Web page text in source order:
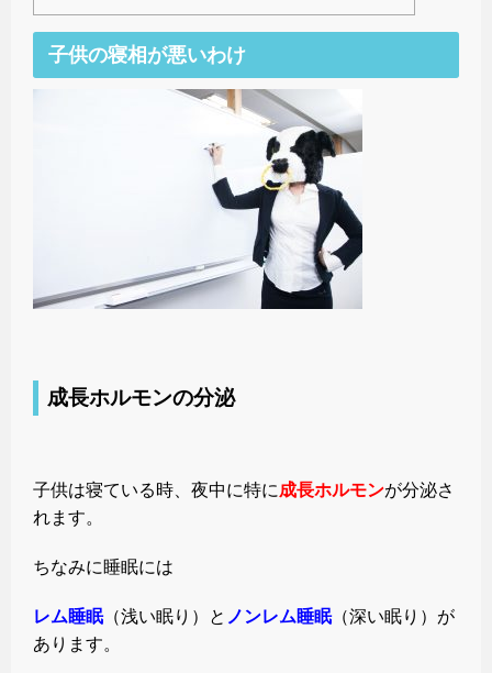
子供の寝相が悪いわけ
成長ホルモンの分泌
子供は寝ている時、夜中に特に成長ホルモンが分泌さ
れます。
ちなみに睡眠には
レム睡眠（浅い眠り）と ノンレム睡眠（深い眠り）が
あります。